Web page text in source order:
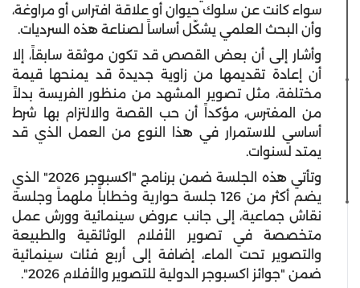
سواء كانت عن سلوك حيوان أو علاقة افتراس أو مراوغة،
وأن البحث العلمي يشكّل أساساً لصناعة هذه السرديات.
وأشار إلى أن بعض القصص قد تكون موثقة سابقاً، إلا
أن إعادة تقديمها من زاوية جديدة قد يمنحها قيمة
مختلفة، مثل تصوير المشهد من منظور الفريسة بدلاً
من المفترس، مؤكداً أن حب القصة والالتزام بها شرط
أساسي للاستمرار في هذا النوع من العمل الذي قد
يمتد لسنوات.
وتأتي هذه الجلسة ضمن برنامج "اكسبوجر 2026" الذي
يضم أكثر من 126 جلسة حوارية وخطاباً ملهماً وجلسة
نقاش جماعية، إلى جانب عروض سينمائية وورش عمل
متخصصة في تصوير الأفلام الوثائقية والطبيعة
والتصوير تحت الماء، إضافة إلى أربع فئات سينمائية
ضمن "جوائز اكسبوجر الدولية للتصوير والأفلام 2026".